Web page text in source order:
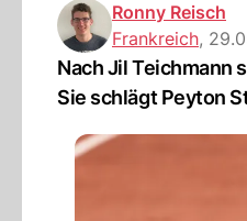
Ronny Reisch
Frankreich,
Nach Jil Teichmann
Sie schlägt Peyton